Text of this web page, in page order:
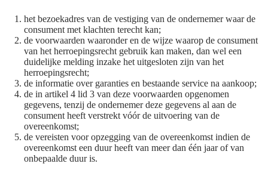
het bezoekadres van de vestiging van de ondernemer waar de
consument met klachten terecht kan;
de voorwaarden waaronder en de wijze waarop de consument
van het herroepingsrecht gebruik kan maken, dan wel een
duidelijke melding inzake het uitgesloten zijn van het
herroepingsrecht;
de informatie over garanties en bestaande service na aankoop;
de in artikel 4 lid 3 van deze voorwaarden opgenomen
gegevens, tenzij de ondernemer deze gegevens al aan de
consument heeft verstrekt vóór de uitvoering van de
overeenkomst;
de vereisten voor opzegging van de overeenkomst indien de
overeenkomst een duur heeft van meer dan één jaar of van
onbepaalde duur is.